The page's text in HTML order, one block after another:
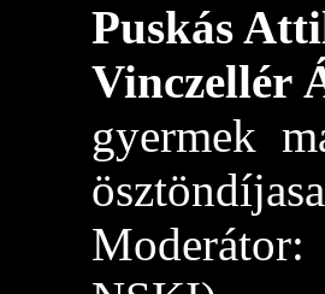
Puskás
Vinczellér
gyermek